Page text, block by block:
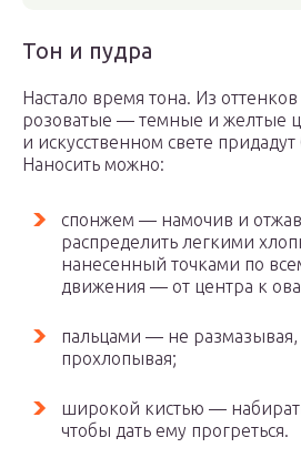
Тон и пудра
Настало время тона. Из
розоватые — темные и желтые
и искусственном свете
Наносить можно:
спонжем — намочив и
распределить легкими
нанесенный точками по
движения — от центра к
пальцами — не размазывая,
прохлопывая;
широкой кистью —
чтобы дать ему прогреться.